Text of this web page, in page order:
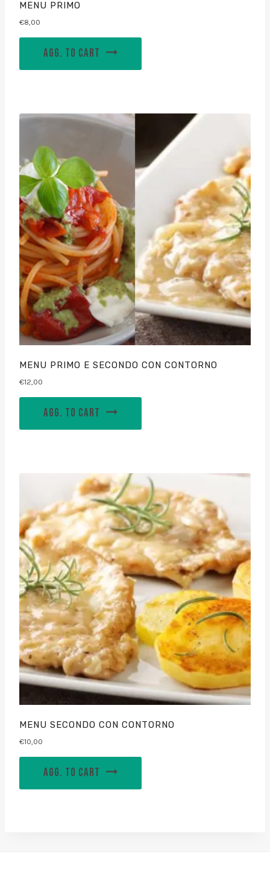
MENU PRIMO
€8,00
AGG. TO CART
MENU PRIMO E SECONDO CON CONTORNO
€12,00
AGG. TO CART
MENU SECONDO CON CONTORNO
€10,00
AGG. TO CART